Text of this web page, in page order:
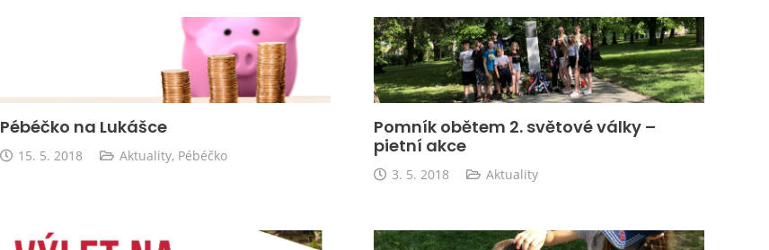
Pébéčko na Lukášce
15. 5. 2018 Aktuality, Pébéčko
Pomník obětem 2. světové války –
pietní akce
3. 5. 2018 Aktuality